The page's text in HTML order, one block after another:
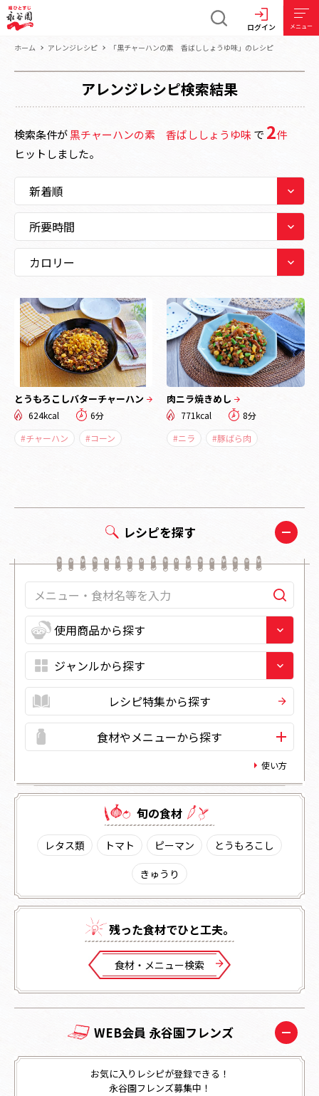
ログイン メニュー
ホーム アレンジレシピ 「黒チャーハンの素 香ばししょうゆ味」のレシピ
アレンジレシピ検索結果
検索条件が黒チャーハンの素 香ばししょうゆ味 で 2件
ヒットしました。
とうもろこしバターチャーハン
624kcal
6分
#チャーハン
#コーン
肉ニラ焼きめし
771kcal
8分
#ニラ
#豚ばら肉
レシピを探す
レシピ特集から探す
食材やメニューから探す
使い方
旬の⾷材
レタス類 トマト ピーマン
とうもろこし
きゅうり
残った⾷材でひと⼯夫。
⾷材・メニュー検索
WEB会員 永谷園フレンズ
お気に入りレシピが登録できる！
永谷園フレンズ募集中！